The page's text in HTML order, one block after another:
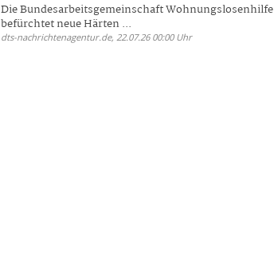
Die Bundesarbeitsgemeinschaft Wohnungslosenhilfe
befürchtet neue Härten ...
dts-nachrichtenagentur.de, 22.07.26 00:00 Uhr